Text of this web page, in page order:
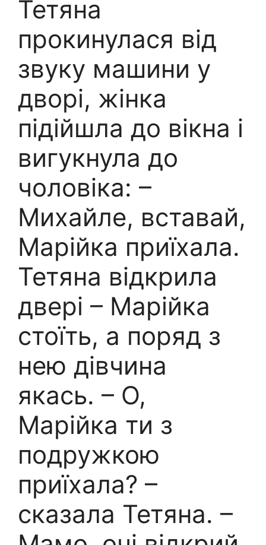
Тетяна
прокинулася від
звуку машини у
дворі, жінка
підійшла до вікна і
вигукнула до
чоловіка: –
Михайле, вставай,
Марійка приїхала.
Тетяна відкрила
двері – Марійка
стоїть, а поряд з
нею дівчина
якась. – О,
Марійка ти з
подружкою
приїхала? –
сказала Тетяна. –